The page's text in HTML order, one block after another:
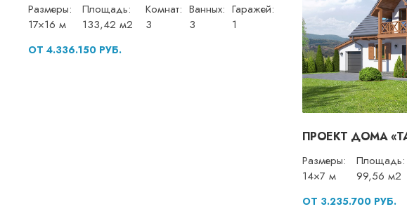
Размеры:
17×16 м
Площадь:
133,42 м2
Комнат:
3
Ванных:
3
Гаражей:
1
ОТ 4.336.150 РУБ.
ПРОЕКТ ДОМА
Размеры:
14×7 м
Площадь:
99,56 м2
ОТ 3.235.700 РУБ.